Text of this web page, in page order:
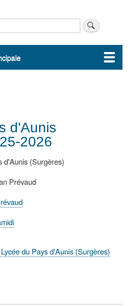
d'Aunis
2026
d'Aunis (Surgères)
Prévaud
du Pays d'Aunis (Surgères)